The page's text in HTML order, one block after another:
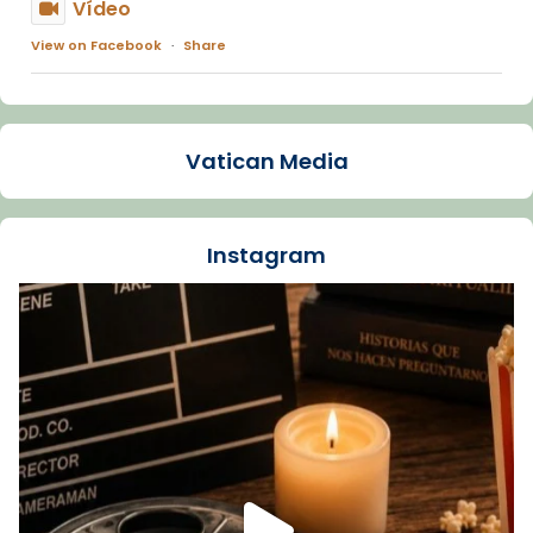
Vídeo
View on Facebook · Share
Arquebisbat de Barcelona
La Carmina va patir depressió. Fa gairebé
dos mesos, a l'Estadi Lluís Companys, la
Recupera l'entrevista comp
Vatican
tican News 👇
www.vaticannews.va/es/iglesia/news/2026-
07/carmina-historia-depresion-papa-viaje-
espana-testimoni...
Foto
View on Facebook · Share
Vatican Media
Instagram